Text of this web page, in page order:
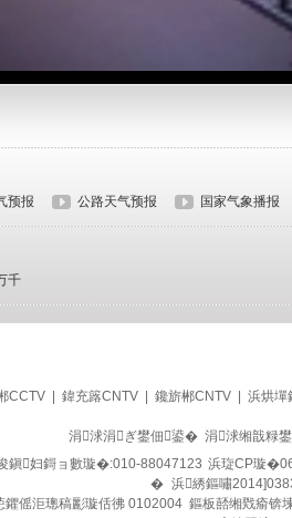
预报 公路天气预报 国家气象播报
千
CCTV 鍏充簬CNTV 鑱旂郴CNTV 浜烘墠
涓浗涓ぎ鐢佃鍙� 涓浗缃戠粶
鎭妇鎶ョ數璇�:010-88047123 浜琁CP璇
� 浜綉鏂嘯
鑺傜洰璁稿彲璇佸彿 0102004 鏂板嚭缃戣瘉